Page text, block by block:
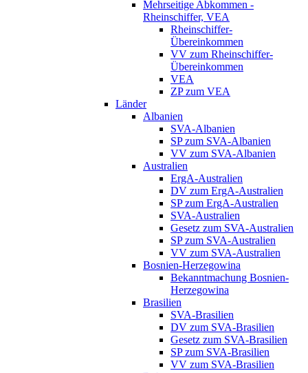
Mehrseitige Abkommen -
Rheinschiffer, VEA
Rheinschiffer-
Übereinkommen
VV zum Rheinschiffer-
Übereinkommen
VEA
ZP zum VEA
Länder
Albanien
SVA-Albanien
SP zum SVA-Albanien
VV zum SVA-Albanien
Australien
ErgA-Australien
DV zum ErgA-Australien
SP zum ErgA-Australien
SVA-Australien
Gesetz zum SVA-Australien
SP zum SVA-Australien
VV zum SVA-Australien
Bosnien-Herzegowina
Bekanntmachung Bosnien-
Herzegowina
Brasilien
SVA-Brasilien
DV zum SVA-Brasilien
Gesetz zum SVA-Brasilien
SP zum SVA-Brasilien
VV zum SVA-Brasilien